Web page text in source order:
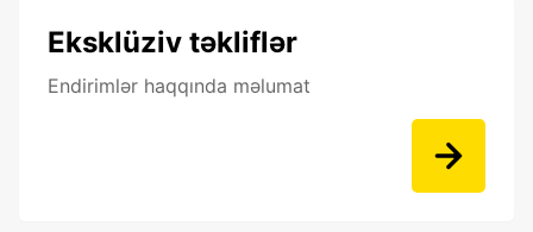
Eksklüziv təkliflər
Endirimlər haqqında məlumat